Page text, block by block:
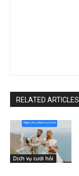
RELATED ARTICLES
Dịch vụ cưới hỏi